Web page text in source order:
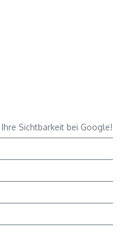
Sichtbarkeit bei Google!